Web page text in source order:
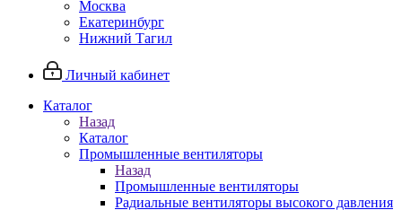
Москва
Екатеринбург
Нижний Тагил
Личный кабинет
Каталог
Назад
Каталог
Промышленные вентиляторы
Назад
Промышленные вентиляторы
Радиальные вентиляторы высокого давления